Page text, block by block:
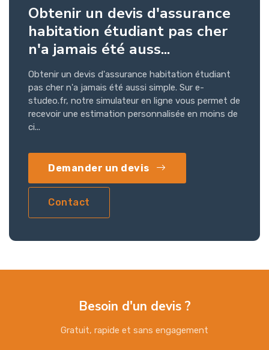
Obtenir un devis d'assurance
habitation étudiant pas cher
n'a jamais été auss...
Obtenir un devis d'assurance habitation étudiant
pas cher n'a jamais été aussi simple. Sur e-
studeo.fr, notre simulateur en ligne vous permet de
recevoir une estimation personnalisée en moins de
ci...
Demander un devis
Contact
Besoin d'un devis ?
Gratuit, rapide et sans engagement